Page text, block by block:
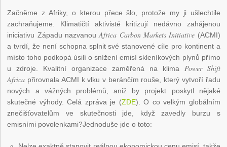
Začněme z Afriky, o kterou přece šlo, protože my ji ušlechtile
zachraňujeme. Klimatičtí aktivisté kritizují nedávno zahájenou
iniciativu Západu nazvanouAfrica Carbon Markets Initiative (ACMI)
a tvrdí, že není schopna splnit své stanovené cíle pro kontinent a
místo toho podkopá úsilí o snížení emisí skleníkových plynů přímo
u zdroje. Kvalitní organizace zaměřená na klima Power Shift
Africa přirovnala ACMI k vlku v beránčím rouše, který vytvoří řadu
nových a vážných problémů, aniž by projekt poskytl nějaké
skutečné výhody. Celá zpráva je (ZDE). O co velkým globálním
znečišťovatelům ve skutečnosti jde, když zavedly burzu s
emisními povolenkami?Jednoduše jde o toto: